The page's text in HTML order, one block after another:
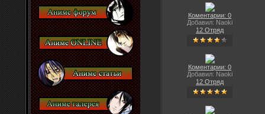
Коментарии: 0
Добавил: Naoki
12 Отряд
Коментарии: 0
Добавил: Naoki
12 Отряд